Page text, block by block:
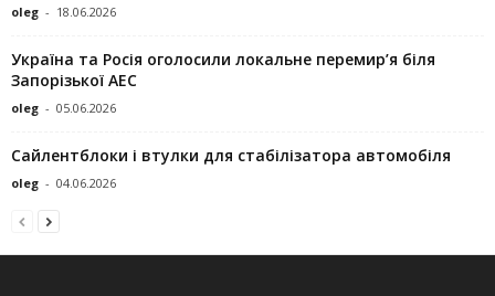
oleg - 18.06.2026
Україна та Росія оголосили локальне перемир’я біля
Запорізької АЕС
oleg - 05.06.2026
Сайлентблоки і втулки для стабілізатора автомобіля
oleg - 04.06.2026